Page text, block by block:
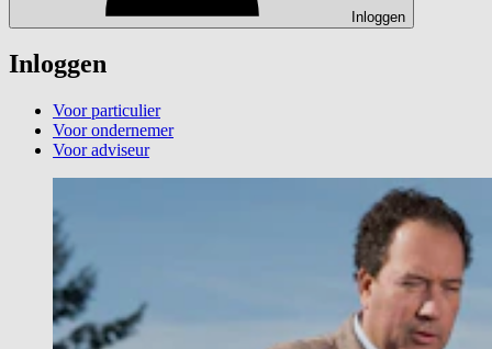
Inloggen
Inloggen
Voor particulier
Voor ondernemer
Voor adviseur